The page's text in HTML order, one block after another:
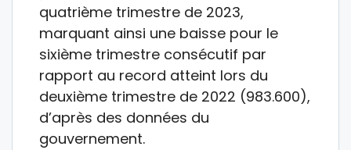
quatrième trimestre de 2023,
marquant ainsi une baisse pour le
sixième trimestre consécutif par
rapport au record atteint lors du
deuxième trimestre de 2022 (983.600),
d’après des données du
gouvernement.